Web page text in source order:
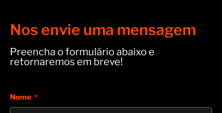
Nos envie uma mensagem
Preencha o formulário abaixo e
retornaremos em breve!
Nome